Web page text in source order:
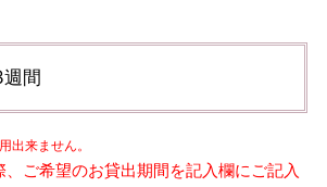
間
出来ません。
、ご希望のお貸出期間を記入欄にご記入